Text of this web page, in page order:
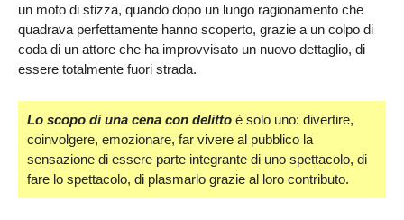
un moto di stizza, quando dopo un lungo ragionamento che
quadrava perfettamente hanno scoperto, grazie a un colpo di
coda di un attore che ha improvvisato un nuovo dettaglio, di
essere totalmente fuori strada.
Lo scopo di una cena con delitto è solo uno: divertire,
coinvolgere, emozionare, far vivere al pubblico la
sensazione di essere parte integrante di uno spettacolo, di
fare lo spettacolo, di plasmarlo grazie al loro contributo.